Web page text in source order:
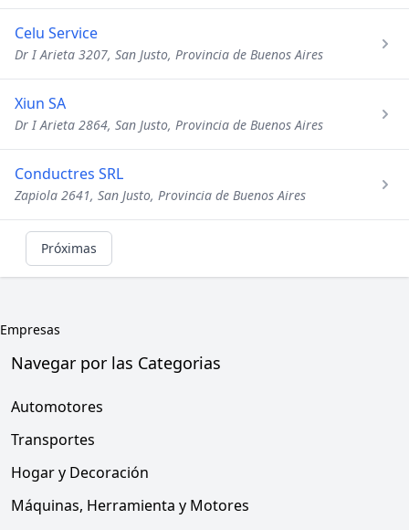
Celu Service
Dr I Arieta 3207, San Justo, Provincia de Buenos Aires
Xiun SA
Dr I Arieta 2864, San Justo, Provincia de Buenos Aires
Conductres SRL
Zapiola 2641, San Justo, Provincia de Buenos Aires
Próximas
Empresas
Navegar por las Categorias
Automotores
Transportes
Hogar y Decoración
Máquinas, Herramienta y Motores